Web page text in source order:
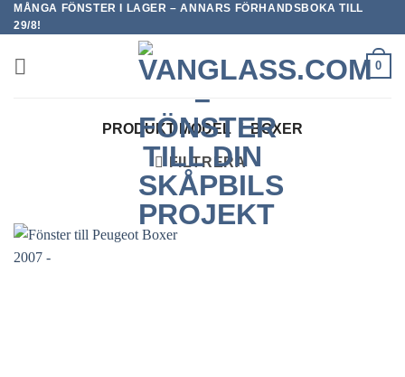
Skip
to
content
MÅNGA FÖNSTER I LAGER – ANNARS FÖRHANDSBOKA TILL
29/8!
0
PRODUKT MODEL / BOXER
FILTRERA